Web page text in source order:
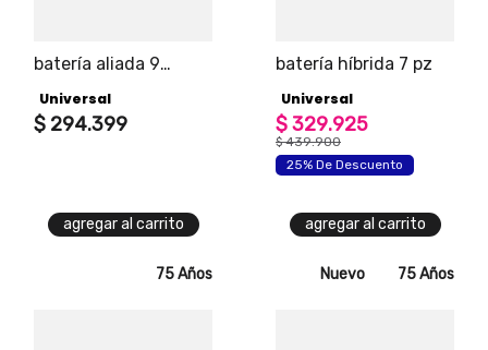
batería aliada 9
Universal
$ 294.399
agregar al carrito
batería híbrida 7 pz
Universal
$329.925
$ 439.900
25% De Descuento
agregar al carrito
75 Años Nuevo 75 Años